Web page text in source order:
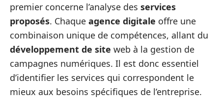
premier concerne l’analyse des services
proposés. Chaque agence digitale offre une
combinaison unique de compétences, allant du
développement de site web à la gestion de
campagnes numériques. Il est donc essentiel
d’identifier les services qui correspondent le
mieux aux besoins spécifiques de l’entreprise.